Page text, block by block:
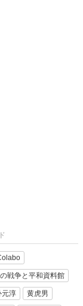
戦争と平和資料館
元淳 黄虎男